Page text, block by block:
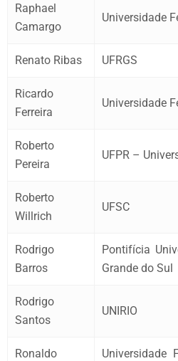
Raphael
Camargo
Universidade
Renato Ribas UFRGS
Ricardo
Ferreira
Universidade
Roberto
Pereira
UFPR –
Roberto
Willrich
UFSC
Rodrigo
Barros
Pontifícia
Grande do Sul
Rodrigo
Santos
UNIRIO
Ronaldo
Universidade